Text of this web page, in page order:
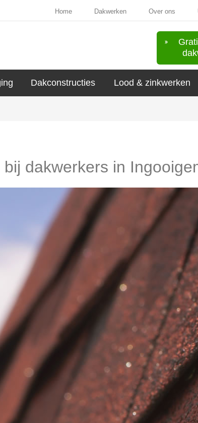
Home Dakwerken Over ons
Dakconstructies Lood & zinkwerken
dakwerkers in